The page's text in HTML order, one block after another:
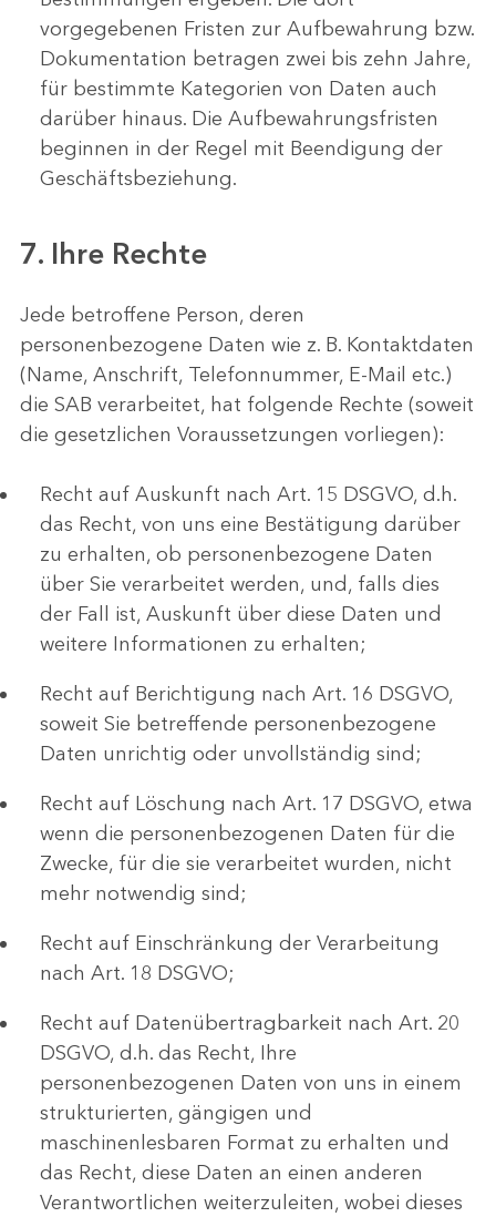
vorgegebenen Fristen zur Aufbewahrung bzw.
Dokumentation betragen zwei bis zehn Jahre,
für bestimmte Kategorien von Daten auch
darüber hinaus. Die Aufbewahrungsfristen
beginnen in der Regel mit Beendigung der
Geschäftsbeziehung.
7. Ihre Rechte
Jede betroffene Person, deren
personenbezogene Daten wie z. B. Kontaktdaten
(Name, Anschrift, Telefonnummer, E-Mail etc.)
die SAB verarbeitet, hat folgende Rechte (soweit
die gesetzlichen Voraussetzungen vorliegen):
Recht auf Auskunft nach Art. 15 DSGVO, d.h.
das Recht, von uns eine Bestätigung darüber
zu erhalten, ob personenbezogene Daten
über Sie verarbeitet werden, und, falls dies
der Fall ist, Auskunft über diese Daten und
weitere Informationen zu erhalten;
Recht auf Berichtigung nach Art. 16 DSGVO,
soweit Sie betreffende personenbezogene
Daten unrichtig oder unvollständig sind;
Recht auf Löschung nach Art. 17 DSGVO, etwa
wenn die personenbezogenen Daten für die
Zwecke, für die sie verarbeitet wurden, nicht
mehr notwendig sind;
Recht auf Einschränkung der Verarbeitung
nach Art. 18 DSGVO;
Recht auf Datenübertragbarkeit nach Art. 20
DSGVO, d.h. das Recht, Ihre
personenbezogenen Daten von uns in einem
strukturierten, gängigen und
maschinenlesbaren Format zu erhalten und
das Recht, diese Daten an einen anderen
Verantwortlichen weiterzuleiten, wobei dieses